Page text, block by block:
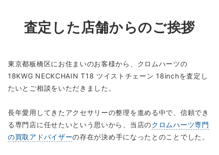
査定した店舗からのご挨拶
東京都板橋区にお住まいのお客様から、クロムハーツの
18KWG NECKCHAIN T18 ツイストチェーン 18inchを査定し
たいとご相談をいただきました。
長年愛用してきたアクセサリーの整理を進める中で、信頼でき
る専門店に任せたいという思いから、当店のクロムハーツ専門
の買取アドバイザーの存在が決め手になったとのことでした。